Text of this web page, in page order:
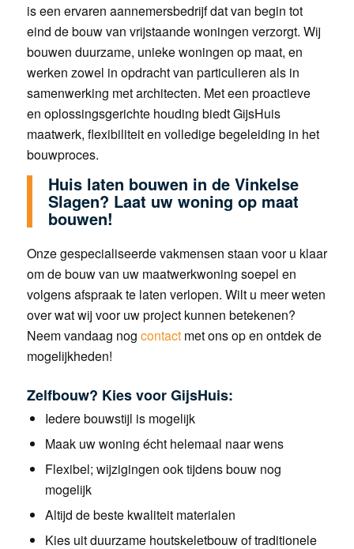
is een ervaren aannemersbedrijf dat van begin tot
eind de bouw van vrijstaande woningen verzorgt. Wij
bouwen duurzame, unieke woningen op maat, en
werken zowel in opdracht van particulieren als in
samenwerking met architecten. Met een proactieve
en oplossingsgerichte houding biedt GijsHuis
maatwerk, flexibiliteit en volledige begeleiding in het
bouwproces.
Huis laten bouwen in de Vinkelse
Slagen? Laat uw woning op maat
bouwen!
Onze gespecialiseerde vakmensen staan voor u klaar
om de bouw van uw maatwerkwoning soepel en
volgens afspraak te laten verlopen. Wilt u meer weten
over wat wij voor uw project kunnen betekenen?
Neem vandaag nog contactmet ons op en ontdek de
mogelijkheden!
Zelfbouw? Kies voor GijsHuis:
Iedere bouwstijl is mogelijk
Maak uw woning écht helemaal naar wens
Flexibel; wijzigingen ook tijdens bouw nog
mogelijk
Altijd de beste kwaliteit materialen
Kies uit duurzame houtskeletbouw of traditionele